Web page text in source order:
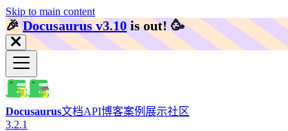
Skip to main content
🎉️Docusaurus v3.10 is out! 🥳️
Docusaurus文档API博客案例展示社区
3.2.1